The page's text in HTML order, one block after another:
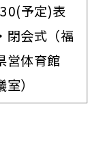
予定)表
閉会式（福
営体育館
）